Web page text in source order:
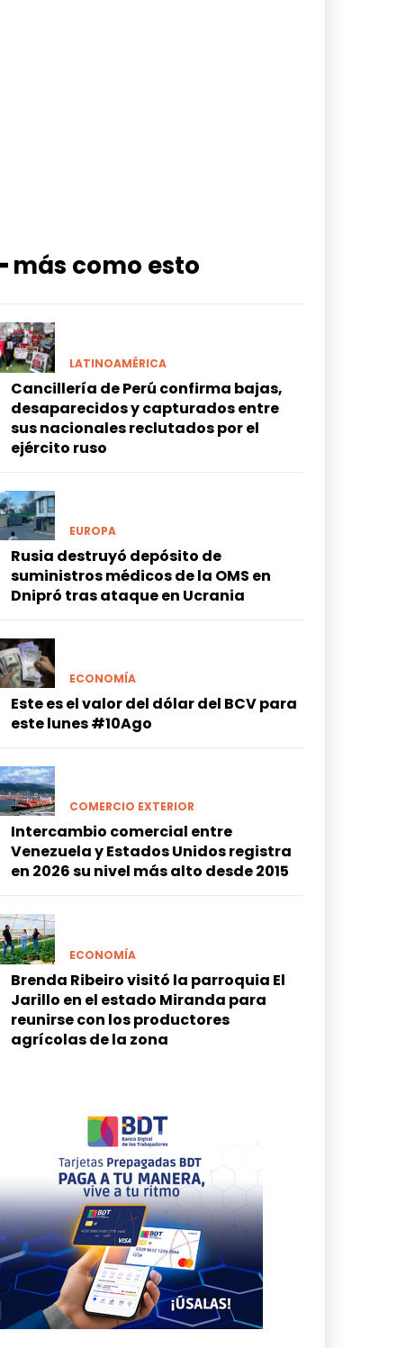
más como esto
LATINOAMÉRICA
Cancillería de Perú confirma bajas,
desaparecidos y capturados entre
sus nacionales reclutados por el
ejército ruso
EUROPA
Rusia destruyó depósito de
suministros médicos de la OMS en
Dnipró tras ataque en Ucrania
ECONOMÍA
Este es el valor del dólar del BCV para
este lunes #10Ago
COMERCIO EXTERIOR
Intercambio comercial entre
Venezuela y Estados Unidos registra
en 2026 su nivel más alto desde 2015
ECONOMÍA
Brenda Ribeiro visitó la parroquia El
Jarillo en el estado Miranda para
reunirse con los productores
agrícolas de la zona